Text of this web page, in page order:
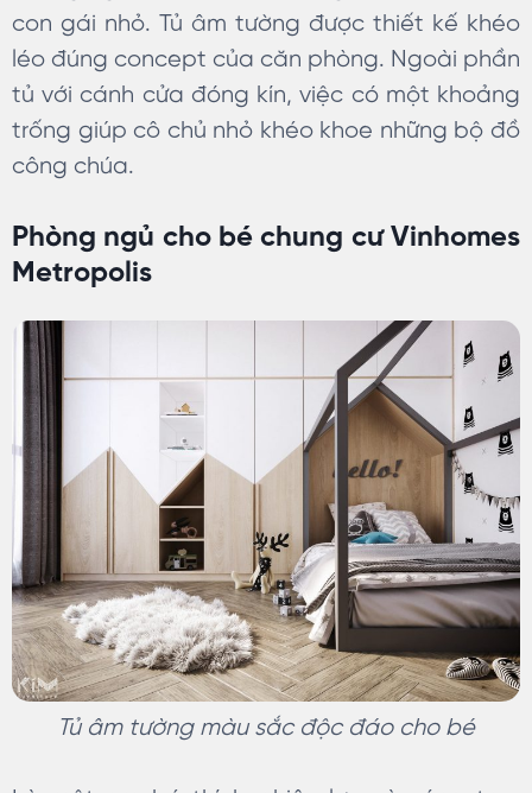
con gái nhỏ. Tủ âm tường được thiết kế khéo
léo đúng concept của căn phòng. Ngoài phần
tủ với cánh cửa đóng kín, việc có một khoảng
trống giúp cô chủ nhỏ khéo khoe những bộ đồ
công chúa.
Phòng ngủ cho bé chung cư Vinhomes
Metropolis
Tủ âm tường màu sắc độc đáo cho bé